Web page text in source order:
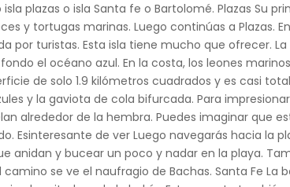
plazas o isla Santa fe o Bartolomé. Plazas Su
y tortugas marinas. Luego continúas a Plazas.
por turistas. Esta isla tiene mucho que ofrecer.
el océano azul. En la costa, los leones
de solo 1.9 kilómetros cuadrados y es casi
y la gaviota de cola bifurcada. Para
alrededor de la hembra. Puedes imaginar que
Esinteresante de ver Luego navegarás hacia la
anidan y bucear un poco y nadar en la playa.
se ve el naufragio de Bachas. Santa Fe La